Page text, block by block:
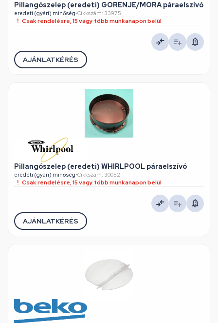
Pillangószelep (eredeti) GORENJE/MORA páraelszívó
eredeti (gyári) minőség•Cikkszám: 33975
Csak rendelésre, 15 vagy több munkanapon belül
AJÁNLATKÉRÉS
Pillangószelep (eredeti) WHIRLPOOL páraelszívó
eredeti (gyári) minőség•Cikkszám: 30052
Csak rendelésre, 15 vagy több munkanapon belül
AJÁNLATKÉRÉS